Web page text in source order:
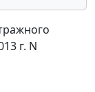
г. N